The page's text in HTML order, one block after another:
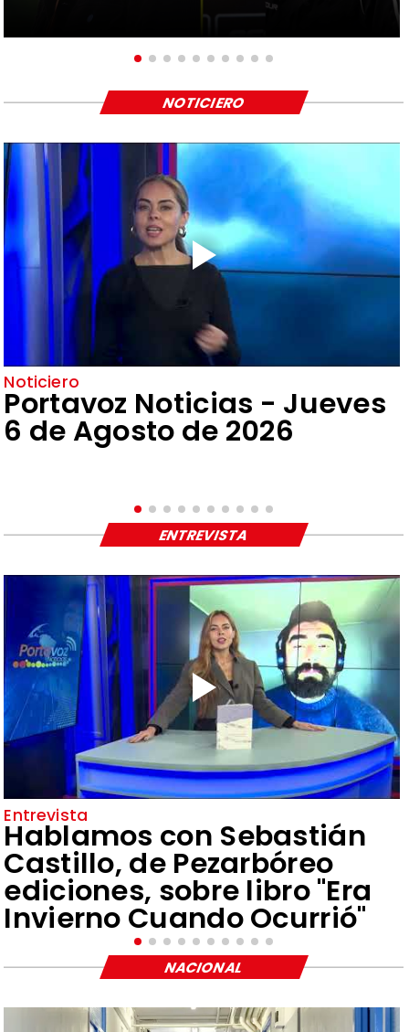
Noticiero
Portavoz Noticias - Jueves
6 de Agosto de 2026
NOTICIERO
Entrevista
Hablamos con Sebastián
Castillo, de Pezarbóreo
ediciones, sobre libro "Era
Invierno Cuando Ocurrió"
ENTREVISTA
NACIONAL